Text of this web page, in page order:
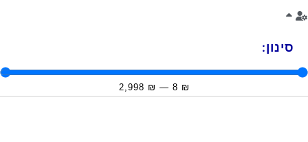
סינון:
₪
8
—
₪
2,998